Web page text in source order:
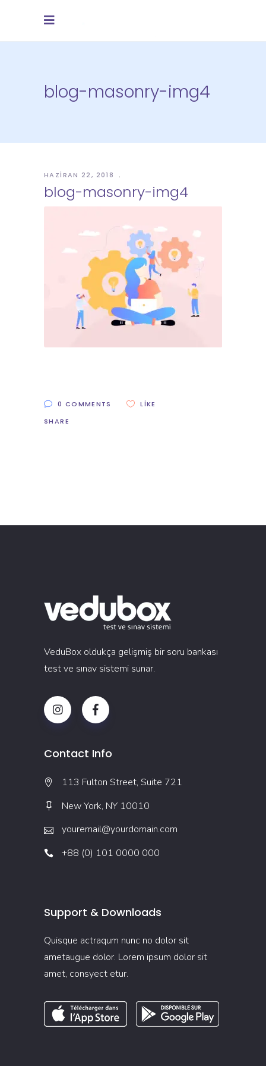
blog-masonry-img4
HAZIRAN 22, 2018
blog-masonry-img4
0 COMMENTS
LIKE
SHARE
VeduBox oldukça gelişmiş bir soru bankası
test ve sınav sistemi sunar.
Contact Info
113 Fulton Street, Suite 721
New York, NY 10010
youremail@yourdomain.com
+88 (0) 101 0000 000
Support & Downloads
Quisque actraqum nunc no dolor sit
ametaugue dolor. Lorem ipsum dolor sit
amet, consyect etur.